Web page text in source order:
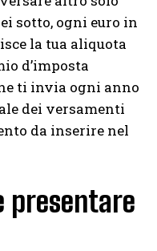
sotto, ogni euro in
la tua aliquota
d’imposta
ti invia ogni anno
dei versamenti
da inserire nel
presentare